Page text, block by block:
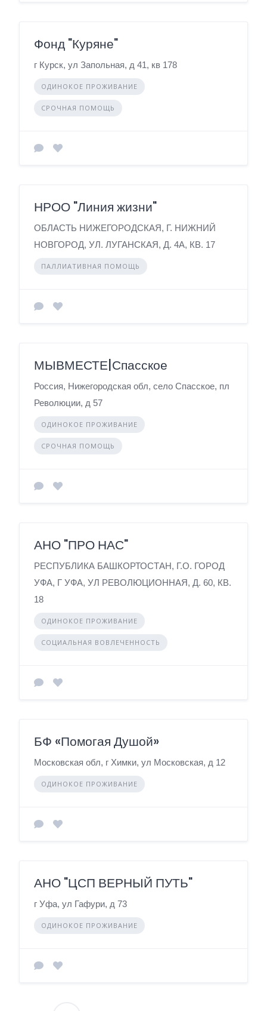
Фонд "Куряне"
г Курск, ул Запольная, д 41, кв 178
ОДИНОКОЕ ПРОЖИВАНИЕ
СРОЧНАЯ ПОМОЩЬ
НРОО "Линия жизни"
ОБЛАСТЬ НИЖЕГОРОДСКАЯ, Г. НИЖНИЙ
НОВГОРОД, УЛ. ЛУГАНСКАЯ, Д. 4А, КВ. 17
ПАЛЛИАТИВНАЯ ПОМОЩЬ
МЫВМЕСТЕ|Спасское
Россия, Нижегородская обл, село Спасское, пл
Революции, д 57
ОДИНОКОЕ ПРОЖИВАНИЕ
СРОЧНАЯ ПОМОЩЬ
АНО "ПРО НАС"
РЕСПУБЛИКА БАШКОРТОСТАН, Г.О. ГОРОД
УФА, Г УФА, УЛ РЕВОЛЮЦИОННАЯ, Д. 60, КВ.
18
ОДИНОКОЕ ПРОЖИВАНИЕ
СОЦИАЛЬНАЯ ВОВЛЕЧЕННОСТЬ
БФ «Помогая Душой»
Московская обл, г Химки, ул Московская, д 12
ОДИНОКОЕ ПРОЖИВАНИЕ
АНО "ЦСП ВЕРНЫЙ ПУТЬ"
г Уфа, ул Гафури, д 73
ОДИНОКОЕ ПРОЖИВАНИЕ